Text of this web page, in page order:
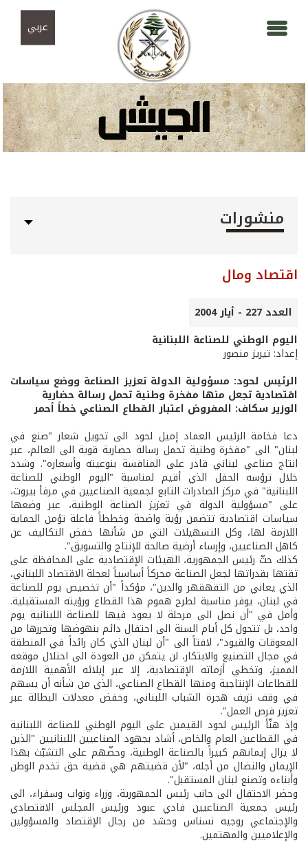
عربي
منشورات
اقتصاد ومال
العدد 227 - أيار 2004
اليوم الوطني للصناعة اللبنانية
إعداد: تيريز منصور
الرئيس لحود: مسؤولية الدولة تعزيز الصناعة ووضع سياسات
اقتصادية تجعل منها مفخرة وطنية تحمل رسالة حضارية
الوزير سكاف: المفروض اعتبار القطاع الصناعي خطاً أحمر
دعا فخامة الرئيس العماد إميل لحود الى تحويل شعار "صنع في
لبنان" الى "مفخرة وطنية تحمل رسالة حضارية قوية الى العالم، عبر
انتاج صناعي لبناني قادر على المنافسة بنوعيته وأسعاره". وشدد
خلال ترؤسه الحفل الذي أقيم لمناسبة "اليوم الوطني للصناعة
اللبنانية" في مركز الصادرات التابع لجمعية الصناعيين في مرفأ بيروت،
على "مسؤولية الدولة في تعزيز الصناعة الوطنية، عبر وضعها
سياسات اقتصادية تتضمن رؤية واضحة وخططاً فاعلة تؤمن الحماية
اللازمة لها، وكل التسهيلات التي من شأنها خفض التكاليف عن
كاهل الصناعيين، وإرساء أرضية صالحة للإنتاج والتسويق".
كذلك حثّ رئيس الجمهورية، الهيئات الإقتصادية على المحافظة على
ثقتها بقدراتها لجعل الصناعة محركاً أساسياً لعجلة الاقتصاد اللبناني،
الذي يعاني من التقهقهر والدين"، مؤكداً "أن تخصيص يوم للصناعة
في لبنان، يوفر مناسبة لطرح هموم هذا القطاع ورؤيته المستقبلية.
وأمل في "أن نصل الى مرحلة لا يعود فيها للصناعة اللبنانية يوم
واحد، بل تتحول كل أيام السنة الى احتفال دائم بنهوضها وتحررها من
المعوقات والقيود"، لافتاً الى "أن لبنان الذي كان رائداً في المنطقة
في مجال التصنيع والابتكار، لن يتمكن من العودة الى احتلال موقعه
المميز، وتخطي أزماته الإقتصادية، إلا عبر إيلائه الأهمية اللازمة
للقطاعات الإنتاجية ومنها القطاع الصناعي، الذي من شأنه أن يسهم
في وقف نزيف هجرة الشباب اللبناني، وخفض معدلات البطالة عبر
تعزيز فرص العمل".
وإذ هنّأ الرئيس لحود القيمين على اليوم الوطني للصناعة اللبنانية
في القطاعين العام والخاص، أشاد بجهود الصناعيين اللبنانيين "الذين
لا يزال إيمانهم كبيراً بالصناعة الوطنية، وحضّهم على التشبّث بهذا
الإيمان والنضال من أجله، "لأن قضيتهم هي قضية حق تخدم الوطن
وأبناءه وتصنع لبنان المستقبل".
وحضر الاحتفال الى جانب رئيس الجمهورية، وزراء ونواب وسفراء، الى
رئيس جمعية الصناعيين فادي عبود ورئيس المجلس الاقتصادي
والإجتماعي روجيه نسناس وحشد من رجال الإقتصاد والمسؤولين
والإعلاميين والمهتمين.